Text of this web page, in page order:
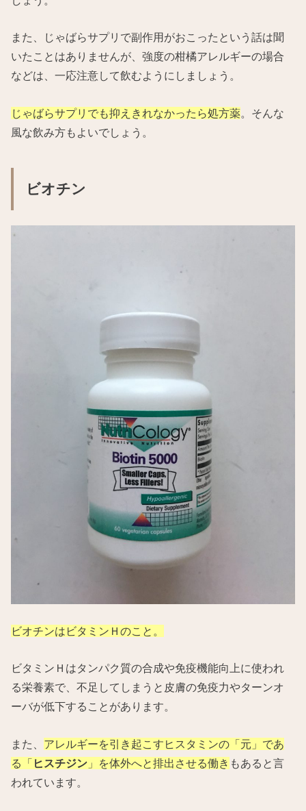
また、じゃばらサプリで副作用がおこったという話は聞
いたことはありませんが、強度の柑橘アレルギーの場合
などは、一応注意して飲むようにしましょう。
じゃばらサプリでも抑えきれなかったら処方薬。そんな
風な飲み方もよいでしょう。
ビオチン
ビオチンはビタミンＨのこと。
ビタミンＨはタンパク質の合成や免疫機能向上に使われ
る栄養素で、不足してしまうと皮膚の免疫力やターンオ
ーバが低下することがあります。
また、 アレルギーを引き起こすヒスタミンの「元」であ
る「 ヒスチジン 」を体外へと排出させる働き もあると言
われています。